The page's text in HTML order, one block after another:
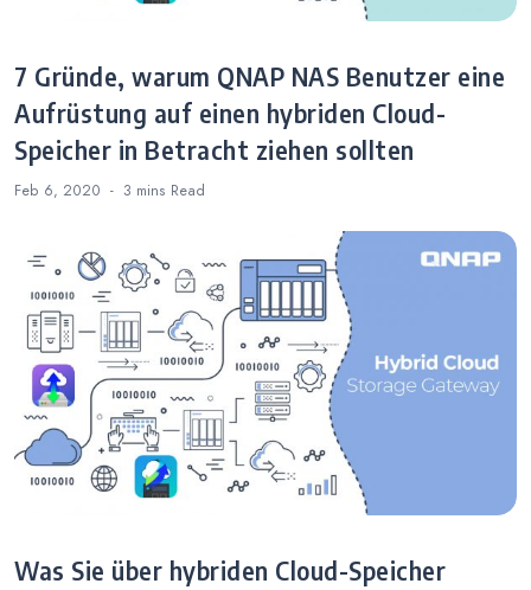
7 Gründe, warum QNAP NAS Benutzer eine
Aufrüstung auf einen hybriden Cloud-
Speicher in Betracht ziehen sollten
Feb 6, 2020 3 mins Read
Was Sie über hybriden Cloud-Speicher